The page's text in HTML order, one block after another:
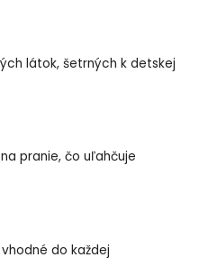
látok, šetrných k detskej
pranie, čo uľahčuje
do každej